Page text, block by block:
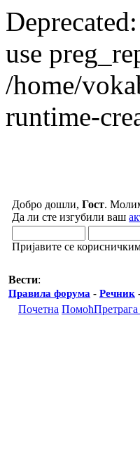
use
/home/
runtime-
Добро дошли, Гост.
Да ли сте изгубили ваш
Пријавите се
Вести:
Правила форума - Речник
Почетна Помоћ